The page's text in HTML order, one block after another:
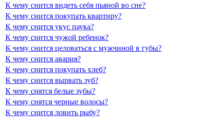
К чему снится видеть себя пьяной во сне?
К чему снится покупать квартиру?
К чему снится укус паука?
К чему снится чужой ребенок?
К чему снится целоваться с мужчиной в губы?
К чему снится авария?
К чему снится покупать хлеб?
К чему снится вырвать зуб?
К чему снятся белые зубы?
К чему снятся черные волосы?
К чему снится ловить рыбу?